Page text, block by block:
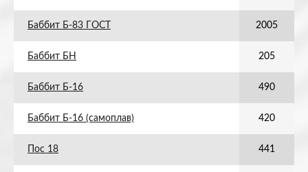
Баббит Б-83 ГОСТ 2005
Баббит БН 205
Баббит Б-16 490
Баббит Б-16 (самоплав) 420
Пос 18 441